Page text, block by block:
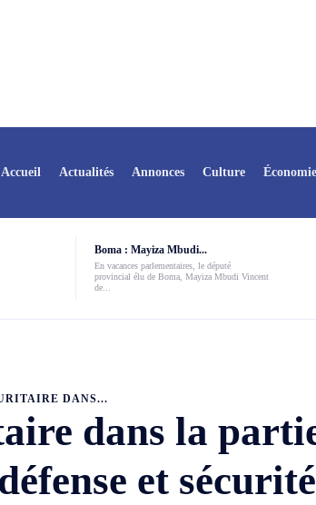
Accueil Actualités Annonces Culture Économie
Boma : Mayiza Mbudi...
En vacances parlementaires, le député
provincial élu de Boma, Mayiza Mbudi Vincent
de...
DANS...
dans la
et